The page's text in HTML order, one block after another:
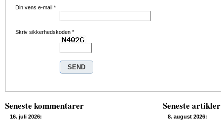
Din vens e-mail *
Skriv sikkerhedskoden *
Seneste kommentarer
16. juli 2026:
Seneste artikler
8. august 2026: